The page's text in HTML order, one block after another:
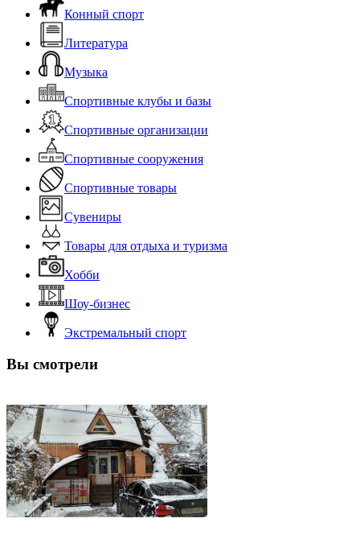
Конный спорт
Литература
Музыка
Спортивные клубы и базы
Спортивные организации
Спортивные сооружения
Спортивные товары
Сувениры
Товары для отдыха и туризма
Хобби
Шоу-бизнес
Экстремальный спорт
Вы смотрели